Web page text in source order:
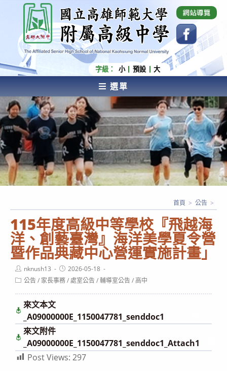
內
容
國立高雄師範大學附屬高級中學 Affiliated Senior
High School of National Kaohsiung Normal
University
字級： 小 預設 大
選單
AFFILIATED SENIOR HIGH SCHOOL OF NATIONAL
KAOHSIUNG NORMAL UNIVERSITY
115年度高級中等學校『飛越海
洋、創藝臺灣』海洋美學夏令營
暨作品典藏中心營運實施計畫」
首頁 > 公告 >
Post
author:
nknush13
Post
published:
2026-05-18
Post公告/ 家長事務/處室公告/輔導室公告/高中
來文本文
_A09000000E_1150047781_senddoc1
來文附件
_A09000000E_1150047781_senddoc1_Attach1
Post Views: 297